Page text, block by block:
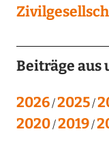
Beiträge aus
2026 2025
2020 2019